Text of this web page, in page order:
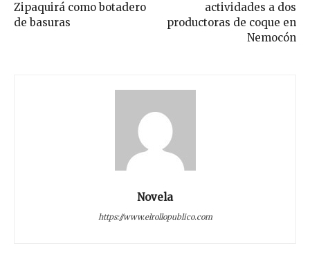
Zipaquirá como botadero
de basuras
actividades a dos
productoras de coque en
Nemocón
Novela
https://www.elrollopublico.com